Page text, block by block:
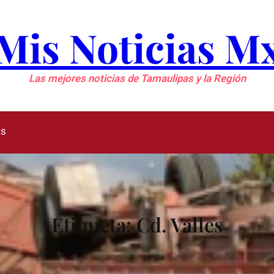
Noticias
Las mejores noticias de Tamaulipas y la Región
Etiqueta:Cd. Valles